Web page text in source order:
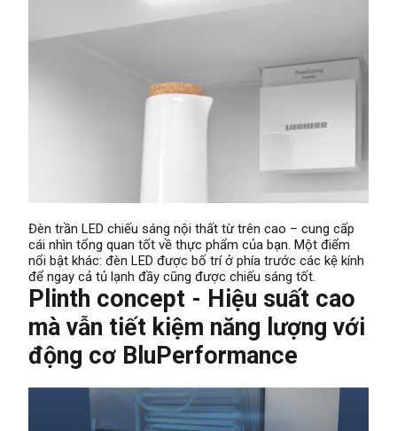
Đèn trần LED chiếu sáng nội thất từ ​​trên cao – cung cấp
cái nhìn tổng quan tốt về thực phẩm của bạn. Một điểm
nổi bật khác: đèn LED được bố trí ở phía trước các kệ kính
để ngay cả tủ lạnh đầy cũng được chiếu sáng tốt.
Plinth concept - Hiệu suất cao
mà vẫn tiết kiệm năng lượng với
động cơ BluPerformance